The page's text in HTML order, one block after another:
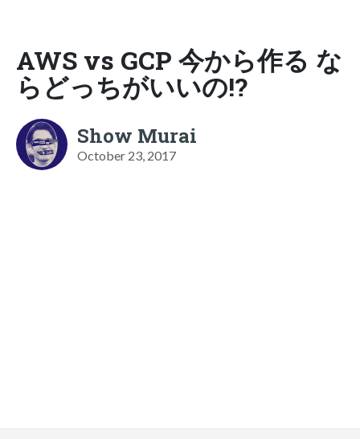
AWS vs GCP 今から作る な
らどっちがいいの!?
Show Murai
October 23, 2017